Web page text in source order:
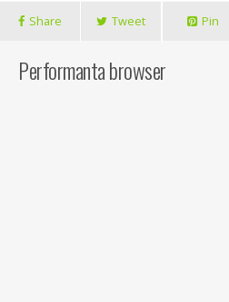
Share Tweet Pin
Performanta browser